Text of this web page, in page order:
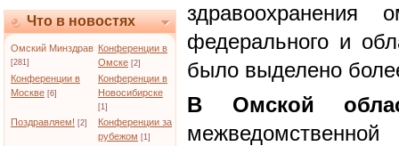
Что в новостях
Омский Минздрав
[281]
Конференции в
Омске [2]
Конференции в
Москве [6]
Конференции в
Новосибирске
[1]
Поздравляем! [2]
Конференции за
рубежом [1]
здравоохранения
федерального и
было выделено
В Омской